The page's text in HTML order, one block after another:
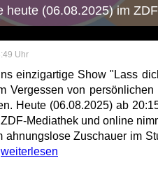
heute (06.08.2025) im ZDF
Uhr
einzigartige Show "Lass
Vergessen von
Heute (06.08.2025) ab
Mediathek und online
ahnungslose Zuschauer im
weiterlesen